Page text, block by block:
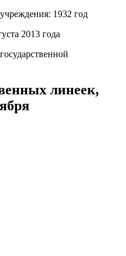
1932 год
2013 года
линеек,